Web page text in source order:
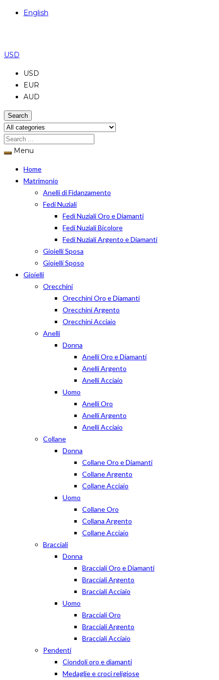
English
USD
USD
EUR
AUD
Search
Menu
Home
Matrimonio
Anelli di Fidanzamento
Fedi Nuziali
Fedi Nuziali Oro e Diamanti
Fedi Nuziali Bicolore
Fedi Nuziali Argento e Diamanti
Gioielli Sposa
Gioielli Sposo
Gioielli
Orecchini
Orecchini Oro e Diamanti
Orecchini Argento
Orecchini Acciaio
Anelli
Donna
Anelli Oro e Diamanti
Anelli Argento
Anelli Acciaio
Uomo
Anelli Oro
Anelli Argento
Anelli Acciaio
Collane
Donna
Collane Oro e Diamanti
Collane Argento
Collane Acciaio
Uomo
Collane Oro
Collana Argento
Collane Acciaio
Bracciali
Donna
Bracciali Oro e Diamanti
Bracciali Argento
Bracciali Acciaio
Uomo
Bracciali Oro
Bracciali Argento
Bracciali Acciaio
Pendenti
Ciondoli oro e diamanti
Medaglie e croci religiose